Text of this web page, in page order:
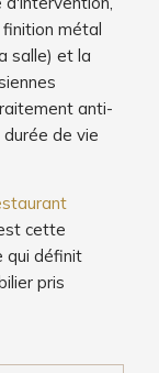
métal
salle) et la
anti-
de vie
cette
qui définit
pris